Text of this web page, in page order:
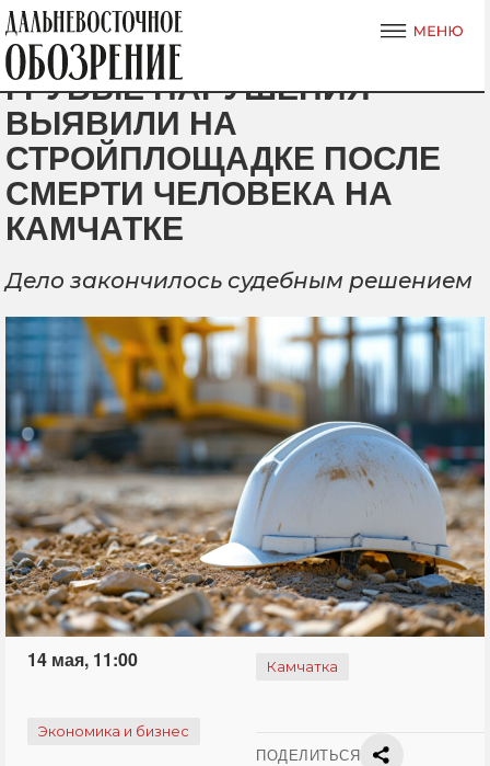
ГРУБЫЕ НАРУШЕНИЯ
ВЫЯВИЛИ НА
СТРОЙПЛОЩАДКЕ ПОСЛЕ
СМЕРТИ ЧЕЛОВЕКА НА
КАМЧАТКЕ
Дело закончилось судебным решением
14 мая, 11:00 Камчатка
Экономика и бизнес
ПОДЕЛИТЬСЯ